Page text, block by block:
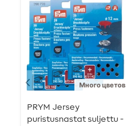
Много цветов
PRYM Jersey
puristusnastat suljettu -